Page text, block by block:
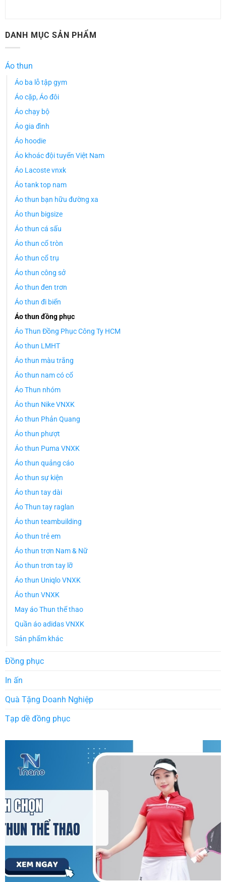
DANH MỤC SẢN PHẨM
Áo thun
Áo ba lỗ tập gym
Áo cặp, Áo đôi
Áo chạy bộ
Áo gia đình
Áo hoodie
Áo khoác đội tuyển Việt Nam
Áo Lacoste vnxk
Áo tank top nam
Áo thun bạn hữu đường xa
Áo thun bigsize
Áo thun cá sấu
Áo thun cổ tròn
Áo thun cổ trụ
Áo thun công sở
Áo thun đen trơn
Áo thun đi biển
Áo thun đồng phục
Áo Thun Đồng Phục Công Ty HCM
Áo thun LMHT
Áo thun màu trắng
Áo thun nam có cổ
Áo Thun nhóm
Áo thun Nike VNXK
Áo thun Phản Quang
Áo thun phượt
Áo thun Puma VNXK
Áo thun quảng cáo
Áo thun sự kiện
Áo thun tay dài
Áo Thun tay raglan
Áo thun teambuilding
Áo thun trẻ em
Áo thun trơn Nam & Nữ
Áo thun trơn tay lỡ
Áo thun Uniqlo VNXK
Áo thun VNXK
May áo Thun thể thao
Quần áo adidas VNXK
Sản phẩm khác
Đồng phục
In ấn
Quà Tặng Doanh Nghiệp
Tạp dề đồng phục